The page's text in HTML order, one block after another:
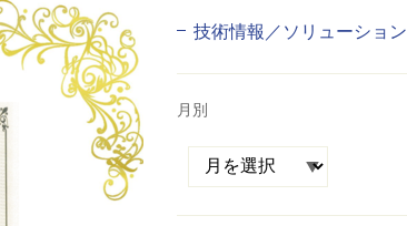
技術情報／ソリューション
月別